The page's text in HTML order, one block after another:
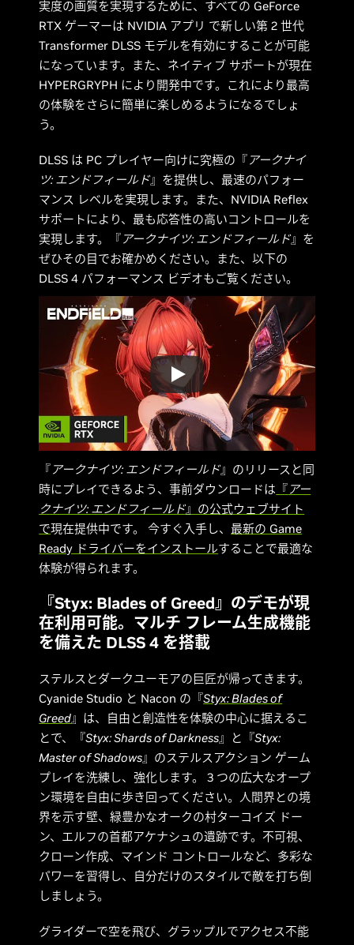
実度の画質を実現するために、すべての GeForce
RTX ゲーマーは NVIDIA アプリ で新しい第 2 世代
Transformer DLSS モデルを有効にすることが可能
になっています。また、ネイティブ サポートが現在
HYPERGRYPH により開発中です。これにより最高
の体験をさらに簡単に楽しめるようになるでしょ
う。
DLSS は PC プレイヤー向けに究極の『 アークナイ
ツ: エンドフィールド』を提供し、最速のパフォー
マンス レベルを実現します。また、NVIDIA Reflex
サポートにより、最も応答性の高いコントロールを
実現します。『 アークナイツ: エンドフィールド』を
ぜひその目でお確かめください。また、以下の
DLSS 4 パフォーマンス ビデオもご覧ください。
『アークナイツ: エンドフィールド』のリリースと同
時にプレイできるよう、事前ダウンロードは 『アー
クナイツ: エンドフィールド』の公式ウェブサイト
で現在提供中です。 今すぐ入手し、 最新の Game
Ready ドライバーをインストールすることで最適な
体験が得られます。
『Styx: Blades of Greed』のデモが現
在利用可能。マルチ フレーム生成機能
を備えた DLSS 4 を搭載
ステルスとダークユーモアの巨匠が帰ってきます。
Cyanide Studio と Nacon の『Styx: Blades of
Greed』は、自由と創造性を体験の中心に据えるこ
とで、『Styx: Shards of Darkness』と『Styx:
Master of Shadows』のステルスアクション ゲーム
プレイを洗練し、強化します。 3 つの広大なオープ
ン環境を自由に歩き回ってください。人間界との境
界を示す壁、緑豊かなオークの村ターコイズ ドー
ン、エルフの首都アケナシュの遺跡です。不可視、
クローン作成、マインド コントロールなど、多彩な
パワーを習得し、自分だけのスタイルで敵を打ち倒
しましょう。
グライダーで空を飛び、グラップルでアクセス不能